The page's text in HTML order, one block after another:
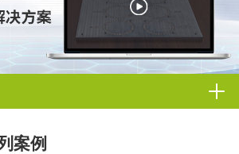
案例